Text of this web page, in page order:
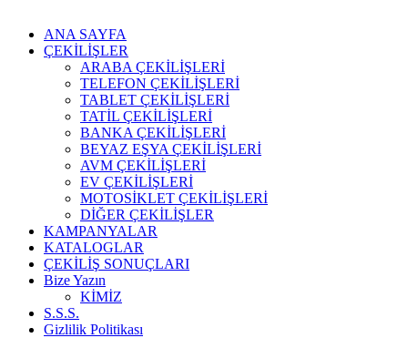
ANA SAYFA
ÇEKİLİŞLER
ARABA ÇEKİLİŞLERİ
TELEFON ÇEKİLİŞLERİ
TABLET ÇEKİLİŞLERİ
TATİL ÇEKİLİŞLERİ
BANKA ÇEKİLİŞLERİ
BEYAZ EŞYA ÇEKİLİŞLERİ
AVM ÇEKİLİŞLERİ
EV ÇEKİLİŞLERİ
MOTOSİKLET ÇEKİLİŞLERİ
DİĞER ÇEKİLİŞLER
KAMPANYALAR
KATALOGLAR
ÇEKİLİŞ SONUÇLARI
Bize Yazın
KİMİZ
S.S.S.
Gizlilik Politikası